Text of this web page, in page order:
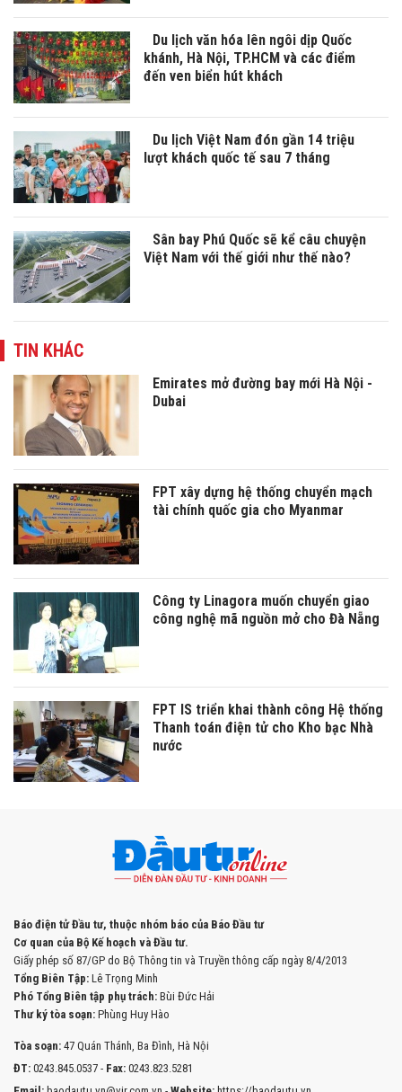
Du lịch văn hóa lên ngôi dịp Quốc
khánh, Hà Nội, TP.HCM và các điểm
đến ven biển hút khách
Du lịch Việt Nam đón gần 14 triệu
lượt khách quốc tế sau 7 tháng
Sân bay Phú Quốc sẽ kể câu chuyện
Việt Nam với thế giới như thế nào?
TIN KHÁC
Emirates mở đường bay mới Hà Nội -
Dubai
FPT xây dựng hệ thống chuyển mạch
tài chính quốc gia cho Myanmar
Công ty Linagora muốn chuyển giao
công nghệ mã nguồn mở cho Đà Nẵng
FPT IS triển khai thành công Hệ thống
Thanh toán điện tử cho Kho bạc Nhà
nước
Báo điện tử Đầu tư, thuộc nhóm báo của Báo Đầu tư
Cơ quan của Bộ Kế hoạch và Đầu tư.
Giấy phép số 87/GP do Bộ Thông tin và Truyền thông cấp ngày 8/4/2013
Tổng Biên Tập: Lê Trọng Minh
Phó Tổng Biên tập phụ trách: Bùi Đức Hải
Thư ký tòa soạn: Phùng Huy Hào
Tòa soạn: 47 Quán Thánh, Ba Đình, Hà Nội
ĐT: 0243.845.0537 - Fax: 0243.823.5281